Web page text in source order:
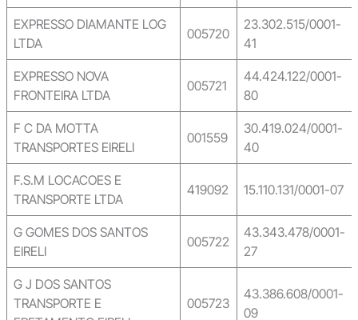
EXPRESSO DIAMANTE LOG
LTDA
005720
23.302.515/0001-
41
EXPRESSO NOVA
FRONTEIRA LTDA
005721
44.424.122/0001-
80
F C DA MOTTA
TRANSPORTES EIRELI
001559
30.419.024/0001-
40
F.S.M LOCACOES E
TRANSPORTE LTDA
419092 15.110.131/0001-07
G GOMES DOS SANTOS
EIRELI
005722
43.343.478/0001-
27
G J DOS SANTOS
TRANSPORTE E
005723
43.386.608/0001-
09